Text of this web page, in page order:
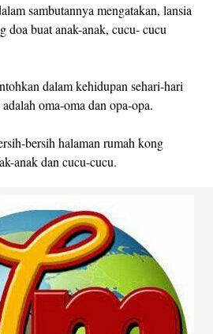
sambutannya mengatakan, lansia
doa buat anak-anak, cucu- cucu
dalam kehidupan sehari-hari
oma-oma dan opa-opa.
bersih halaman rumah kong
anak dan cucu-cucu.